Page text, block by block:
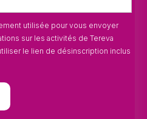
utilisée pour vous envoyer
sur les activités de Tereva
le lien de désinscription inclus